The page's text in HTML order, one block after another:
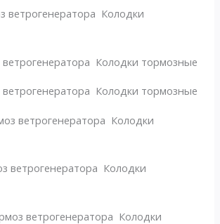
ветрогенератора Колодки
Колодки тормозные
Колодки тормозные
ветрогенератора Колодки
ветрогенератора Колодки
ветрогенератора Колодки